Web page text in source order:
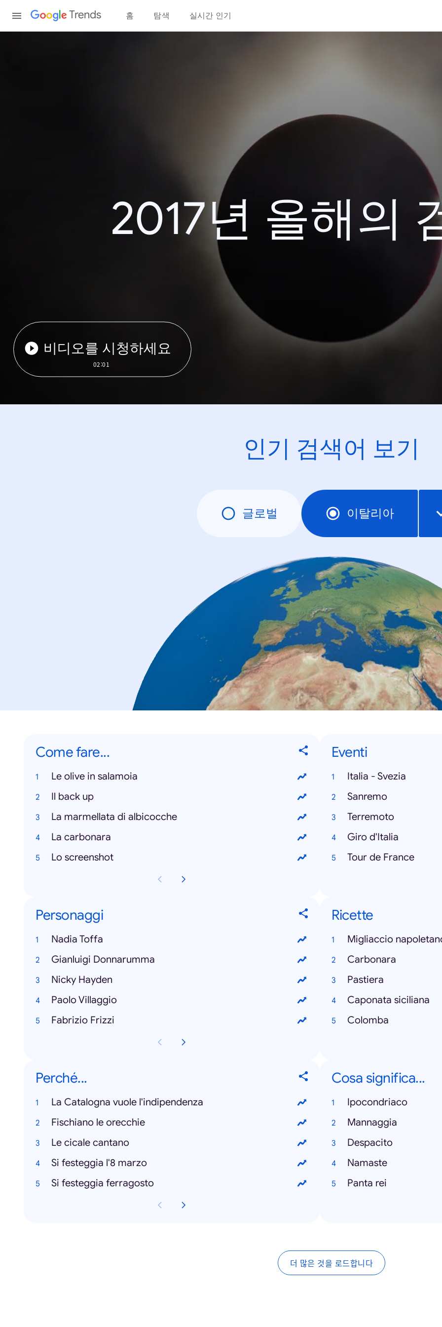
Trends 홈 탐색 실시간 인기
2017년 올해의
비디오를 시청하세요
02:01
인기 검색어 보기
글로벌 이탈리아
Come fare...
Le olive in salamoia
Il back up
La marmellata di albicocche
La carbonara
Lo screenshot
Eventi
Italia - Svezia
Sanremo
Terremoto
Giro d'Italia
Tour de France
Personaggi
Nadia Toffa
Gianluigi Donnarumma
Nicky Hayden
Paolo Villaggio
Fabrizio Frizzi
Ricette
Migliaccio
Carbonara
Pastiera
Caponata siciliana
Colomba
Perché...
La Catalogna vuole l'indipendenza
Fischiano le orecchie
Le cicale cantano
Si festeggia l'8 marzo
Si festeggia ferragosto
Cosa significa...
Ipocondriaco
Mannaggia
Despacito
Namaste
Panta rei
더 많은 것을 로드합니다